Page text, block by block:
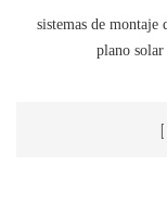
sistemas de montaje
plano solar